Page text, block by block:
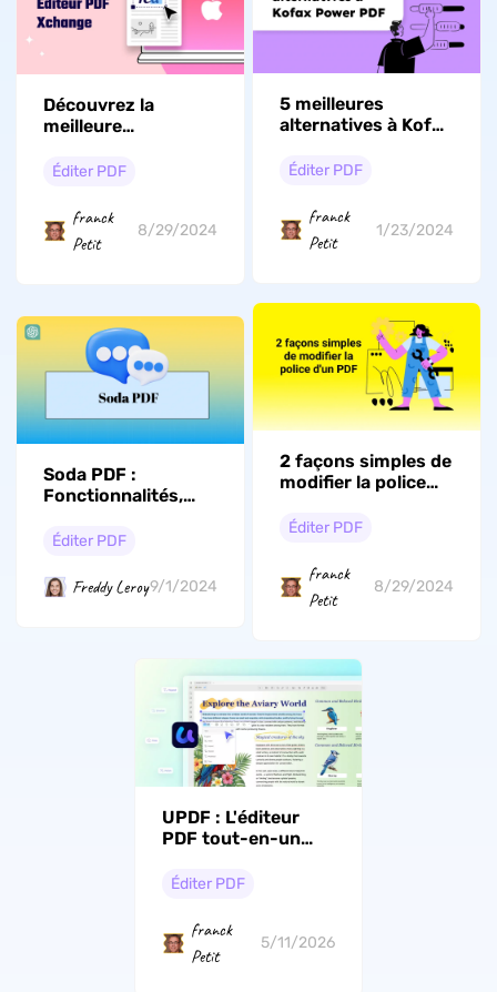
Découvrez la
meilleure
Xchange Editor
Éditer PDF
franck
Petit
8/29/2024
5 meilleures
alternatives à Kofax
Éditer PDF
franck
Petit
1/23/2024
Soda PDF :
Fonctionnalités,
alternatives
Éditer PDF
Freddy Leroy9/1/2024
2 façons simples de
modifier la police
Éditer PDF
franck
Petit
8/29/2024
UPDF : L'éditeur
PDF tout-en-un
redéfinit les flux de
professionnels en
2026
Éditer PDF
franck
Petit
5/11/2026